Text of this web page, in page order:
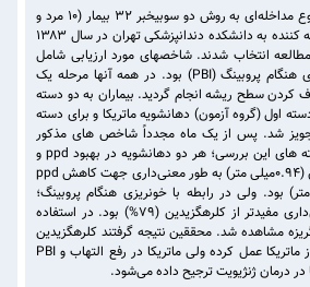
در یک مطالعه‌ کلینیکى از نوع مداخله‌اى به روش دو سوبیخبر ۳۲ بیمار (۱۰ مرد و
۲۲ زن) ۳۰ تا۵۰ سال مراجعه کننده به دانشکده دندانپزشکی تهران در سال ۱۳۸۳
انتخاب شدند. شاخصهای مورد ارزیابی شامل
عمق پاکت (ppd) و خونریزی هنگام پروبینگ (PBI) بود. در همه آنها مرحله یک
کردن سطح ریشه انجام گردید. بیماران به دو دسته
اول (گروه آزمون) دهانشویه ماتریکا و برای دسته
شد. پس از یک ماه مجدداً شاخص های مذکور
ارزیابی گردید. بر اساس یافته های این بررسی؛ هر دو دهانشویه در بهبود ppd و
PBI موثر بودند. کلرهگزیدین (۰.۹۴میلی متر) به طور معنی‌داری جهت کاهش ppd
ماتریکا (۰.۷۴ میلی‌متر) بود. ولی در رابطه با خونریزی هنگام پروبینگ؛
ماتریکا (۹۱%) به طور معنی‌داری مفیدتر از کلرهگزیدین (۷۹%) بود. در استفاده
مشاهده شد. محققین نتیجه گرفتند کلرهگزیدین
در کاهش عمق پاکت بهتر از ماتریکا عمل کرده ولی ماتریکا در رفع التهاب و PBI
در درمان ژنژیویت ترجیح داده می‌شود.